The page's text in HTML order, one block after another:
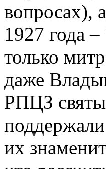
вопросах),
1927 года
только
даже
РПЦЗ
их